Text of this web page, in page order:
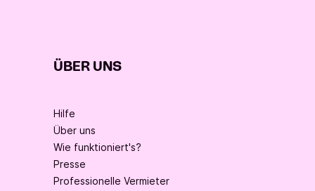
ÜBER UNS
Hilfe
Über uns
Wie funktioniert's?
Presse
Professionelle Vermieter